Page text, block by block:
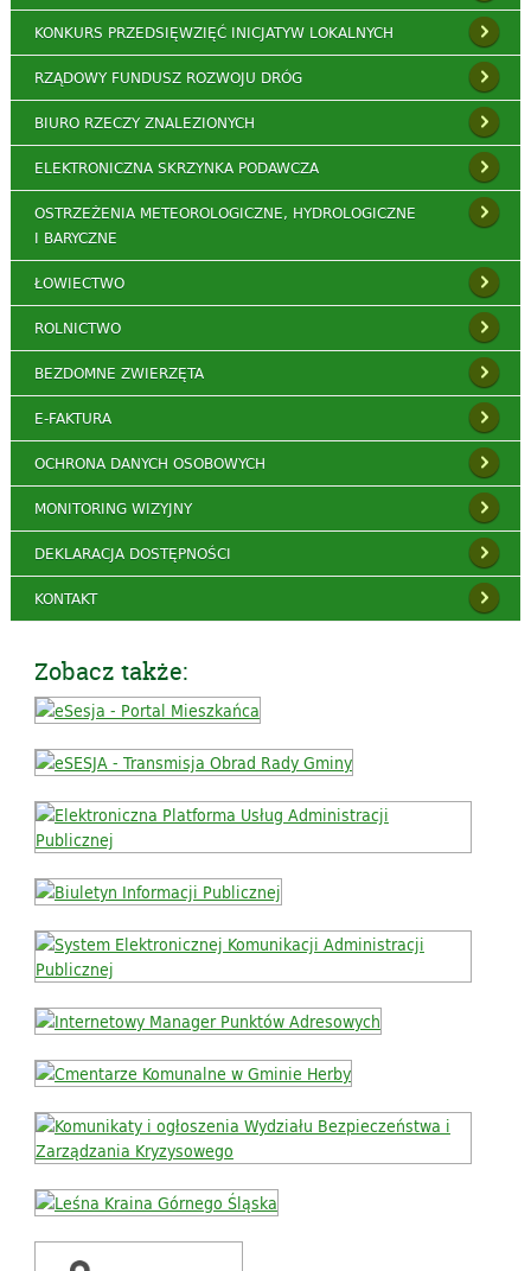
KONKURS PRZEDSIĘWZIĘĆ INICJATYW LOKALNYCH
RZĄDOWY FUNDUSZ ROZWOJU DRÓG
BIURO RZECZY ZNALEZIONYCH
ELEKTRONICZNA SKRZYNKA PODAWCZA
OSTRZEŻENIA METEOROLOGICZNE, HYDROLOGICZNE
I BARYCZNE
ŁOWIECTWO
ROLNICTWO
BEZDOMNE ZWIERZĘTA
E-FAKTURA
OCHRONA DANYCH OSOBOWYCH
MONITORING WIZYJNY
DEKLARACJA DOSTĘPNOŚCI
KONTAKT
Zobacz także: